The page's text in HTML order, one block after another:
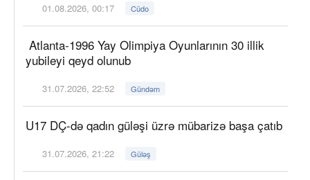
01.08.2026, 00:17 Cüdo
Atlanta-1996 Yay Olimpiya Oyunlarının 30 illik
yubileyi qeyd olunub
31.07.2026, 22:52 Gündəm
U17 DÇ-də qadın güləşi üzrə mübarizə başa çatıb
31.07.2026, 21:22 Güləş